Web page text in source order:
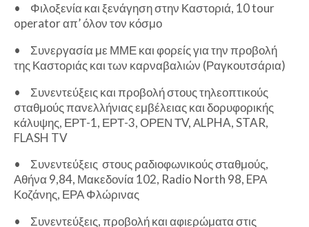
•
Φιλοξενία και ξενάγηση στην Καστοριά, 10 tour
operator απ’ όλον τον κόσμο
•
Συνεργασία με ΜΜΕ και φορείς για την προβολή
της Καστοριάς και των καρναβαλιών (Ραγκουτσάρια)
•
Συνεντεύξεις και προβολή στους τηλεοπτικούς
σταθμούς πανελλήνιας εμβέλειας και δορυφορικής
κάλυψης, ΕΡΤ-1, ΕΡΤ-3, ΟΡΕΝ ΤV, ΑLPHA, STAR,
FLASH TV
•
Συνεντεύξεις στους ραδιοφωνικούς σταθμούς,
Αθήνα 9,84, Μακεδονία 102, Radio North 98, EΡΑ
Κοζάνης, ΕΡΑ Φλώρινας
•
Συνεντεύξεις, προβολή και αφιερώματα στις